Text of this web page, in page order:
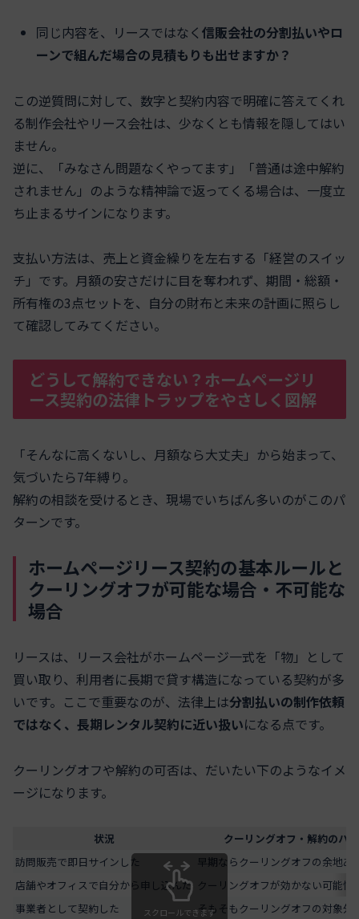
同じ内容を、リースではなく信販会社の分割払いやロ
ーンで組んだ場合の見積もりも出せますか？
この逆質問に対して、数字と契約内容で明確に答えてくれ
る制作会社やリース会社は、少なくとも情報を隠してはい
ません。
逆に、「みなさん問題なくやってます」「普通は途中解約
されません」のような精神論で返ってくる場合は、一度立
ち止まるサインになります。
支払い方法は、売上と資金繰りを左右する「経営のスイッ
チ」です。月額の安さだけに目を奪われず、期間・総額・
所有権の3点セットを、自分の財布と未来の計画に照らし
て確認してみてください。
どうして解約できない？ホームページリ
ース契約の法律トラップをやさしく図解
「そんなに高くないし、月額なら大丈夫」から始まって、
気づいたら7年縛り。
解約の相談を受けるとき、現場でいちばん多いのがこのパ
ターンです。
ホームページリース契約の基本ルールと
クーリングオフが可能な場合・不可能な
場合
リースは、リース会社がホームページ一式を「物」として
買い取り、利用者に長期で貸す構造になっている契約が多
いです。ここで重要なのが、法律上は分割払いの制作依頼
ではなく、長期レンタル契約に近い扱いになる点です。
クーリングオフや解約の可否は、だいたい下のようなイメ
ージになります。
状況
クーリングオフ・解約のハ
訪問販売で即日サインした
早期ならクーリングオフの余地あ
店舗やオフィスで自分から申し込んだ クーリングオフが効かない可能性
事業者として契約した
そもそもクーリングオフの対象外
スクロールできます